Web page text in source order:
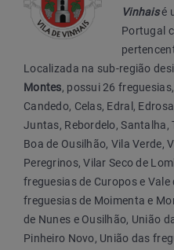
Vinhaisé
Portugal
Localizada na sub-região
Montes, possui 26
Candedo, Celas, Edral,
Juntas, Rebordelo, Santalha,
Boa de Ousilhão, Vila Verde,
Peregrinos, Vilar Seco de
freguesias de Curopos e
freguesias de Moimenta e
de Nunes e Ousilhão, União
Pinheiro Novo, União das